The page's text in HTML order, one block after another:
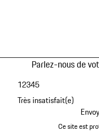
Parlez-nous de
Très insatisfait(e)
12345
Ce site est